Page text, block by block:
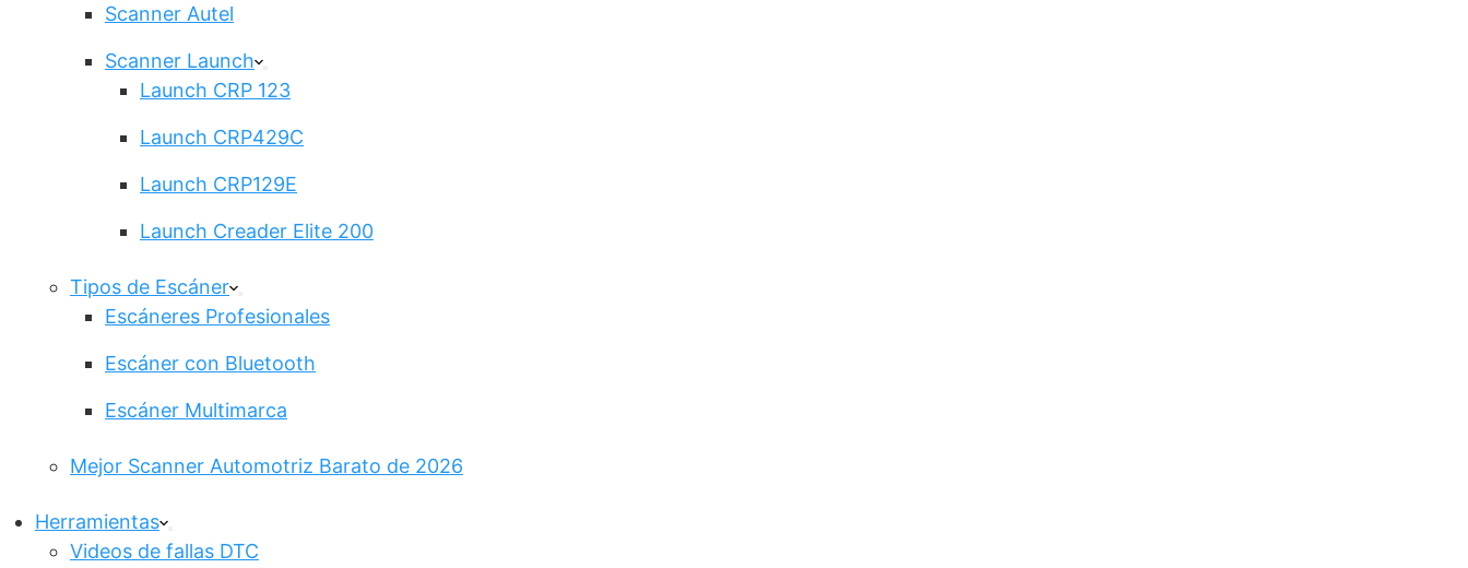
Scanner Autel
Scanner Launch
Launch CRP 123
Launch CRP429C
Launch CRP129E
Launch Creader Elite 200
Tipos de Escáner
Escáneres Profesionales
Escáner con Bluetooth
Escáner Multimarca
Mejor Scanner Automotriz Barato de 2026
Herramientas
Videos de fallas DTC